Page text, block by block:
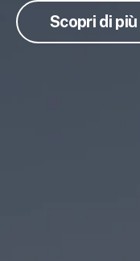
Scopri di più